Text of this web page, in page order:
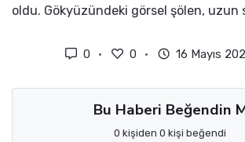
oldu. Gökyüzündeki görsel şölen, uzun
0 0 16 Mayıs
Bu Haberi Beğendin
0 kişiden 0 kişi beğendi